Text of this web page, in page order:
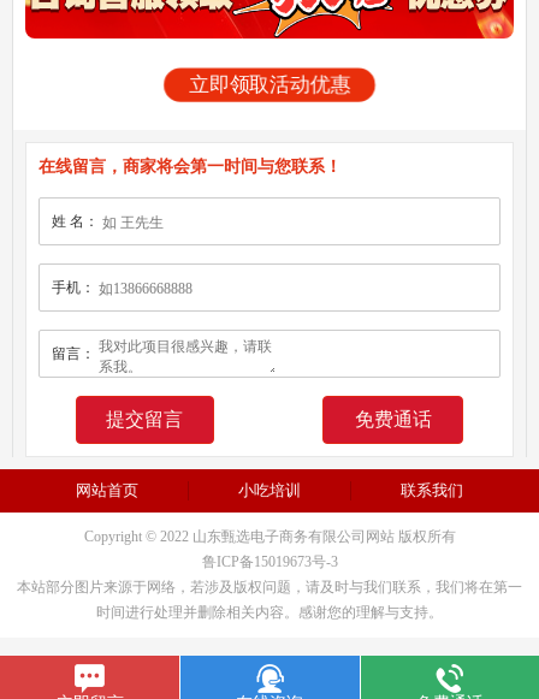
立即领取活动优惠
在线留言，商家将会第一时间与您联系！
姓 名：
手机：
留言：
免费通话
网站首页 小吃培训 联系我们
Copyright © 2022 山东甄选电子商务有限公司网站 版权所有
鲁ICP备15019673号-3
本站部分图片来源于网络，若涉及版权问题，请及时与我们联系，我们将在第一
时间进行处理并删除相关内容。感谢您的理解与支持。